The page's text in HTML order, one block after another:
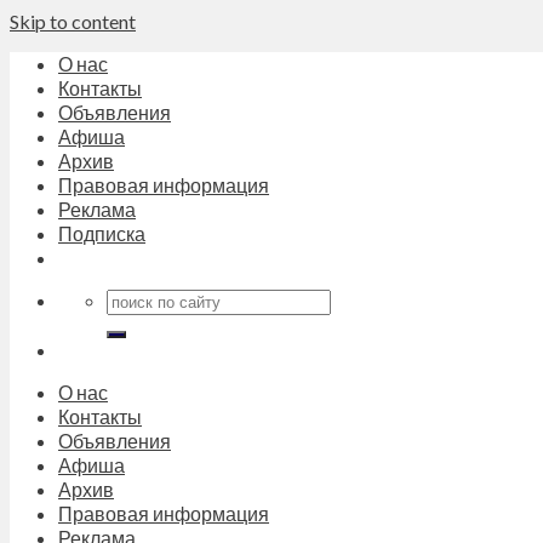
Skip to content
О нас
Контакты
Объявления
Афиша
Архив
Правовая информация
Реклама
Подписка
О нас
Контакты
Объявления
Афиша
Архив
Правовая информация
Реклама